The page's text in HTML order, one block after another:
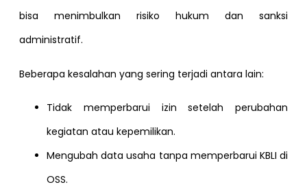
bisa menimbulkan risiko hukum dan sanksi
administratif.
Beberapa kesalahan yang sering terjadi antara lain:
Tidak memperbarui izin setelah perubahan
kegiatan atau kepemilikan.
Mengubah data usaha tanpa memperbarui KBLI di
OSS.